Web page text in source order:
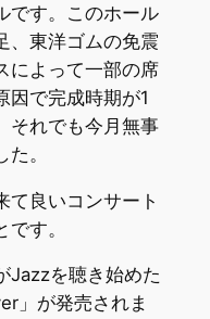
です。このホール
、東洋ゴムの免震
によって一部の席
因で完成時期が1
それでも今月無事
。
て良いコンサート
す。
Jazzを聴き始めた
」が発売されま